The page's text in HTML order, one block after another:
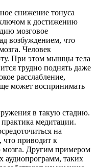
снижение тонуса
ключом к достижению
мозговое
возбуждением, что
Человек
При этом мышцы тела
трудно поднять даже
расслабление,
может воспринимать
в такую стадию.
медитации.
на
приводит к
Другим примером
аудиопрограмм, таких